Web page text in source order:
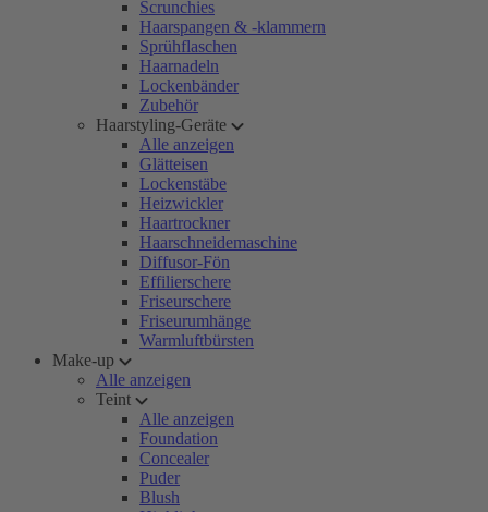
Scrunchies
Haarspangen & -klammern
Sprühflaschen
Haarnadeln
Lockenbänder
Zubehör
Haarstyling-Geräte
Alle anzeigen
Glätteisen
Lockenstäbe
Heizwickler
Haartrockner
Haarschneidemaschine
Diffusor-Fön
Effilierschere
Friseurschere
Friseurumhänge
Warmluftbürsten
Make-up
Alle anzeigen
Teint
Alle anzeigen
Foundation
Concealer
Puder
Blush